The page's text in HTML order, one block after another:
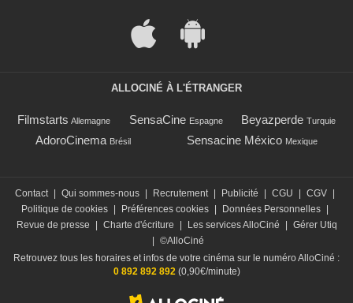
ALLOCINÉ À L'ÉTRANGER
Filmstarts Allemagne SensaCine Espagne Beyazperde Turquie
AdoroCinema Brésil Sensacine México Mexique
Contact Qui sommes-nous Recrutement Publicité CGU CGV
Politique de cookies
Préférences cookies Données Personnelles
Revue de presse
Charte d'écriture Les services AlloCiné
Gérer Utiq
©AlloCiné
Retrouvez tous les horaires et infos de votre cinéma sur le numéro AlloCiné :
0 892 892 892(0,90€/minute)